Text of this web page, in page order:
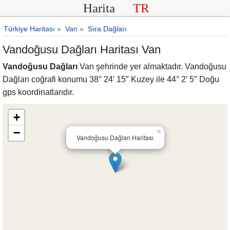
Harita TR
Türkiye Haritası » Van » Sıra Dağları
Vandoğusu Dağları Haritası Van
Vandoğusu Dağları Van şehrinde yer almaktadır. Vandoğusu
Dağları coğrafi konumu 38° 24′ 15″ Kuzey ile 44° 2′ 5″ Doğu
gps koordinatlarıdır.
Vandoğusu Dağları Haritası
×
+
−